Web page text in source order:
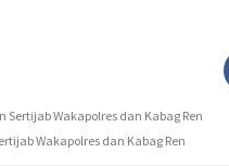
Wakapolres dan Kabag Ren